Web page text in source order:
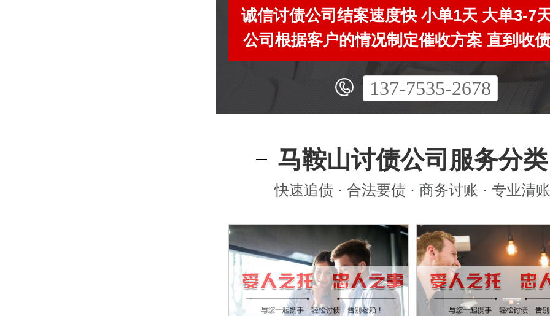
诚信讨债公司结案速度快 小单1天 大单3-7
公司根据客户的情况制定催收方案 直到收
137-7535-2678
马鞍山讨债公司服务分类
快速追债 · 合法要债 · 商务讨账 · 专业清账